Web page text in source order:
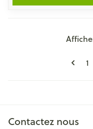
1
Contactez nous